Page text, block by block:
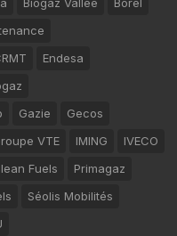
Endesa
Gazie
Gecos
VTE IMING
IVECO
Fuels
Primagaz
Séolis Mobilités